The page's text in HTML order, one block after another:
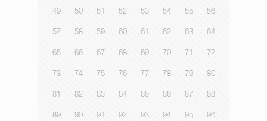
49 50 51 52 53 54 55 56
57 58 59 60 61 62 63 64
65 66 67 68 69 70 71 72
73 74 75 76 77 78 79 80
81 82 83 84 85 86 87 88
89 90 91 92 93 94 95 96